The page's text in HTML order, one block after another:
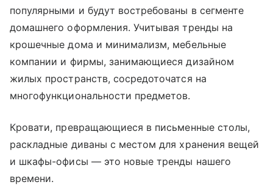
популярными и будут востребованы в сегменте
домашнего оформления. Учитывая тренды на
крошечные дома и минимализм, мебельные
компании и фирмы, занимающиеся дизайном
жилых пространств, сосредоточатся на
многофункциональности предметов.
Кровати, превращающиеся в письменные столы,
раскладные диваны с местом для хранения вещей
и шкафы-офисы — это новые тренды нашего
времени.